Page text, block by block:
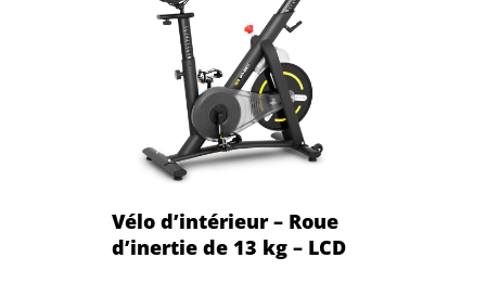
Vélo d’intérieur – Roue
d’inertie de 13 kg – LCD